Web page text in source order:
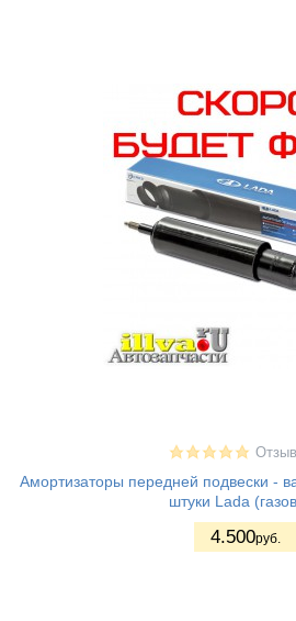
Амортизаторы передней подвески -
штуки Lada
4.500руб.